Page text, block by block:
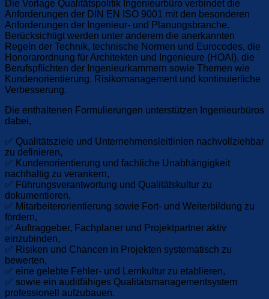
Die Vorlage Qualitätspolitik Ingenieurbüro verbindet die
Anforderungen der DIN EN ISO 9001 mit den besonderen
Anforderungen der Ingenieur- und Planungsbranche.
Berücksichtigt werden unter anderem die anerkannten
Regeln der Technik, technische Normen und Eurocodes, die
Honorarordnung für Architekten und Ingenieure (HOAI), die
Berufspflichten der Ingenieurkammern sowie Themen wie
Kundenorientierung, Risikomanagement und kontinuierliche
Verbesserung.
Die enthaltenen Formulierungen unterstützen Ingenieurbüros
dabei,
✅ Qualitätsziele und Unternehmensleitlinien nachvollziehbar
zu definieren,
✅ Kundenorientierung und fachliche Unabhängigkeit
nachhaltig zu verankern,
✅ Führungsverantwortung und Qualitätskultur zu
dokumentieren,
✅ Mitarbeiterorientierung sowie Fort- und Weiterbildung zu
fördern,
✅ Auftraggeber, Fachplaner und Projektpartner aktiv
einzubinden,
✅ Risiken und Chancen in Projekten systematisch zu
bewerten,
✅ eine gelebte Fehler- und Lernkultur zu etablieren,
✅ sowie ein auditfähiges Qualitätsmanagementsystem
professionell aufzubauen.